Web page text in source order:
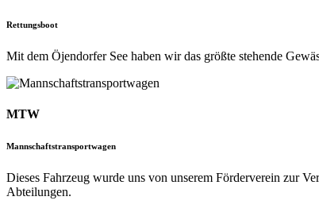
Rettungsboot
Mit dem Öjendorfer See haben wir das größte stehende
MTW
Mannschaftstransportwagen
Dieses Fahrzeug wurde uns von unserem Förderverein zur
Abteilungen.